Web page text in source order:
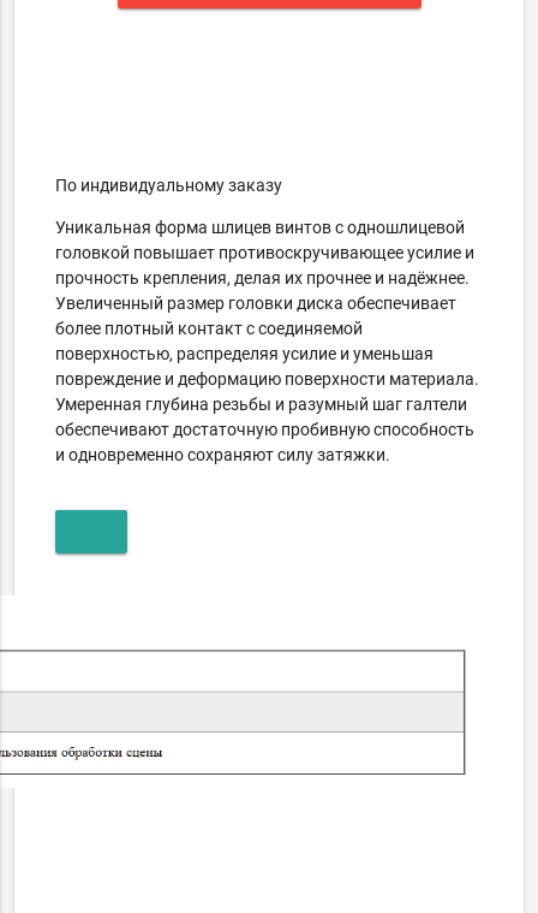
По индивидуальному заказу
Уникальная форма шлицев винтов с одношлицевой
головкой повышает противоскручивающее усилие и
прочность крепления, делая их прочнее и надёжнее.
Увеличенный размер головки диска обеспечивает
более плотный контакт с соединяемой
поверхностью, распределяя усилие и уменьшая
повреждение и деформацию поверхности материала.
Умеренная глубина резьбы и разумный шаг галтели
обеспечивают достаточную пробивную способность
и одновременно сохраняют силу затяжки.